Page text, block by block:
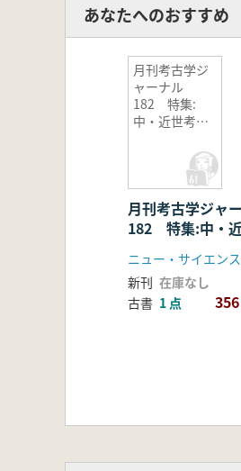
あなたへのおすすめ
月刊考古学ジ
ャーナル
182 特集:
中・近世考古
月刊考古学ジャ
182 特集:中・
ニュー・サイエン
新刊 在庫なし
古書 1 点